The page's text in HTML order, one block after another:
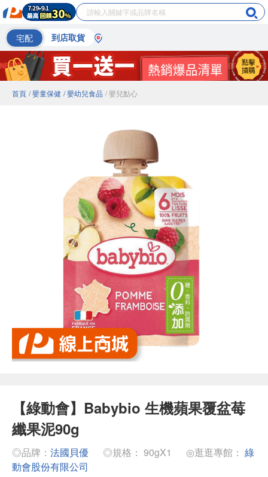
宅配 到店取貨
首頁 / 嬰童保健 / 嬰幼兒食品 / 嬰兒點心
【綠動會】Babybio 生機蘋果覆盆莓
纖果泥90g
◎品牌： 法國貝優 ◎規格： 90gX1 ◎逛逛專館： 綠
動會股份有限公司